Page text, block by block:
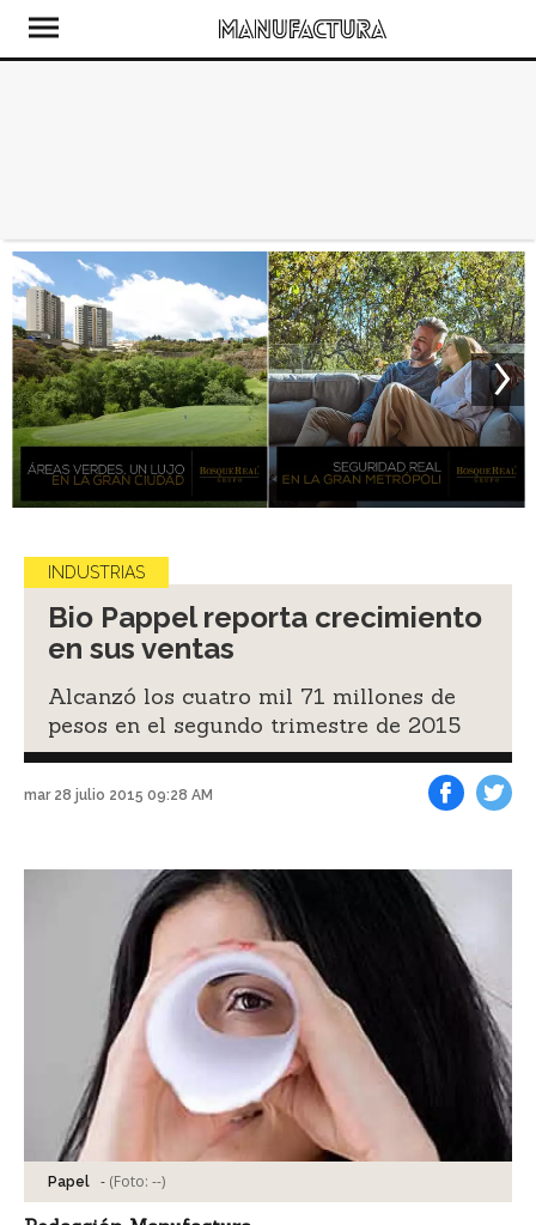
INDUSTRIAS
Bio Pappel reporta crecimiento
en sus ventas
Alcanzó los cuatro mil 71 millones de
pesos en el segundo trimestre de 2015
mar 28 julio 2015 09:28 AM
Papel - (Foto: --)